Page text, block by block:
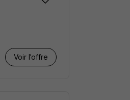
Voir l’offre